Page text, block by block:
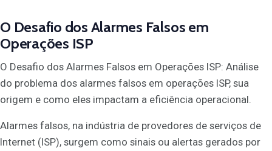
O Desafio dos Alarmes Falsos em
Operações ISP
O Desafio dos Alarmes Falsos em Operações ISP: Análise
do problema dos alarmes falsos em operações ISP, sua
origem e como eles impactam a eficiência operacional.
Alarmes falsos, na indústria de provedores de serviços de
Internet (ISP), surgem como sinais ou alertas gerados por